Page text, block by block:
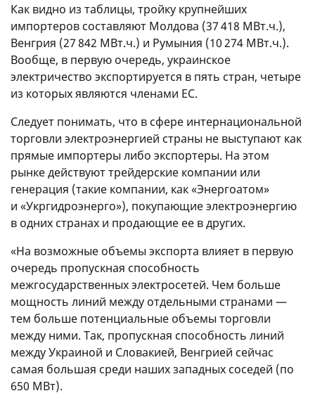
Как видно из таблицы, тройку крупнейших
импортеров составляют Молдова (37 418 МВт.ч.),
Венгрия (27 842 МВт.ч.) и Румыния (10 274 ​​МВт.ч.).
Вообще, в первую очередь, украинское
электричество экспортируется в пять стран, четыре
из которых являются членами ЕС.
Следует понимать, что в сфере интернациональной
торговли электроэнергией страны не выступают как
прямые импортеры либо экспортеры. На этом
рынке действуют трейдерские компании или
генерация (такие компании, как «Энергоатом»
и «Укргидроэнерго»), покупающие электроэнергию
в одних странах и продающие ее в других.
«На возможные объемы экспорта влияет в первую
очередь пропускная способность
межгосударственных электросетей. Чем больше
мощность линий между отдельными странами —
тем больше потенциальные объемы торговли
между ними. Так, пропускная способность линий
между Украиной и Словакией, Венгрией сейчас
самая большая среди наших западных соседей (по
650 МВт).